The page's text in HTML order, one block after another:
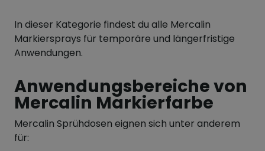
In dieser Kategorie findest du alle Mercalin
Markiersprays für temporäre und längerfristige
Anwendungen.
Anwendungsbereiche von
Mercalin Markierfarbe
Mercalin Sprühdosen eignen sich unter anderem
für: